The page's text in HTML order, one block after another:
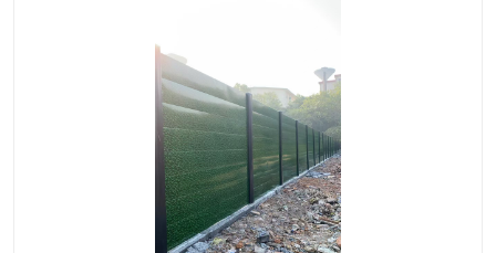
彩钢板
生产加工单板复合围挡 市